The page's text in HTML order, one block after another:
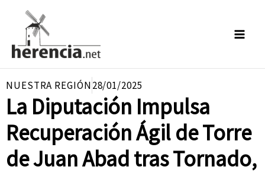
contenido
NUESTRA REGIÓN28/01/2025
La Diputación Impulsa
Recuperación Ágil de Torre
de Juan Abad tras Tornado,